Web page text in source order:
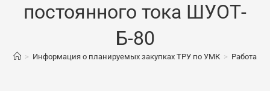
постоянного тока ШУОТ-
Б-80
> Информация о планируемых закупках ТРУ по УМК > Работа